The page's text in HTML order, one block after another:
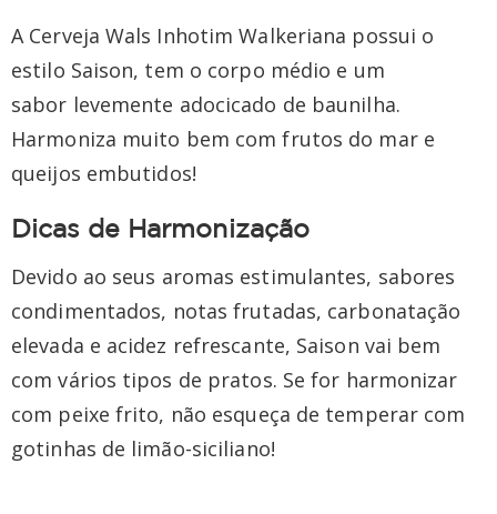
A Cerveja Wals Inhotim Walkeriana possui o
estilo Saison, tem o corpo médio e um
sabor levemente adocicado de baunilha.
Harmoniza muito bem com frutos do mar e
queijos embutidos!
Dicas de Harmonização
Devido ao seus aromas estimulantes, sabores
condimentados, notas frutadas, carbonatação
elevada e acidez refrescante, Saison vai bem
com vários tipos de pratos. Se for harmonizar
com peixe frito, não esqueça de temperar com
gotinhas de limão-siciliano!